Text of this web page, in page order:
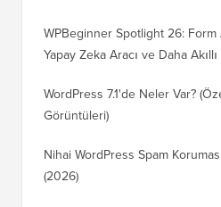
WPBeginner Spotlight 26: Form
Yapay Zeka Aracı ve Daha
WordPress 7.1'de Neler Var?
Görüntüleri)
Nihai WordPress Spam
(2026)